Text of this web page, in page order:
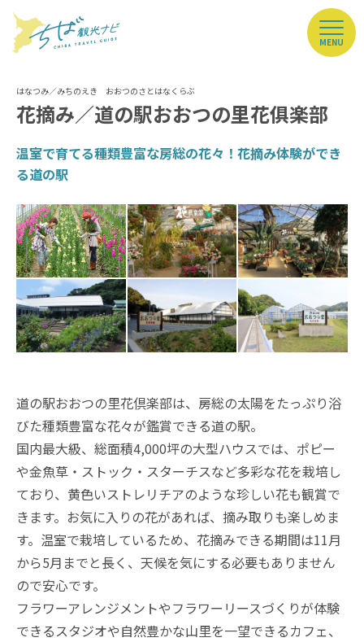
MENU
花摘み／道の駅おおつの里花俱楽部
温室で育てる種類豊富な房総の花々！花摘み体験ができ
る道の駅
道の駅おおつの里花倶楽部は、房総の太陽をたっぷり浴
びた種類豊富な花々が鑑賞できる道の駅。
国内最大級、総面積4,000坪の大型ハウスでは、ポピー
や金魚草・ストック・スターチスなど多彩な花を栽培し
ており、黄色いストレリチアのような珍しい花も観賞で
きます。お気に入りの花があれば、摘み取りも楽しめま
す。温室で栽培しているため、花摘みできる期間は11月
から5月までと長く、天候を気にする必要もありません
ので安心です。
フラワーアレンジメントやフラワーリースづくりが体験
できるスタジオや自然豊かな山里を一望できるカフェ、